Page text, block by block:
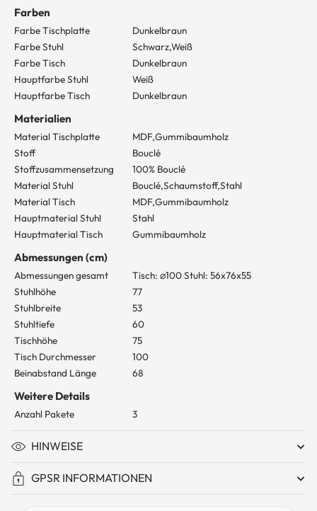
Farben
Farbe Tischplatte
Dunkelbraun
Farbe Stuhl
Schwarz,Weiß
Farbe Tisch
Dunkelbraun
Hauptfarbe Stuhl
Weiß
Hauptfarbe Tisch
Dunkelbraun
Materialien
Material Tischplatte
MDF,Gummibaumholz
Stoff
Bouclé
Stoffzusammensetzung
100% Bouclé
Material Stuhl
Bouclé,Schaumstoff,Stahl
Material Tisch
MDF,Gummibaumholz
Hauptmaterial Stuhl
Stahl
Hauptmaterial Tisch
Gummibaumholz
Abmessungen (cm)
Abmessungen gesamt
Tisch: ⌀100 Stuhl: 56x76x55
Stuhlhöhe
77
Stuhlbreite
53
Stuhltiefe
60
Tischhöhe
75
Tisch Durchmesser
100
Beinabstand Länge
68
Weitere Details
Anzahl Pakete 3
HINWEISE
GPSR INFORMATIONEN